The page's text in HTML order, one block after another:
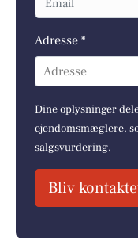
Adresse *
Adresse
Dine oplysninger
ejendomsmæglere,
salgsvurdering.
Bliv